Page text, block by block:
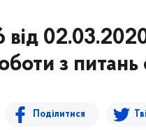
з
Поділитися